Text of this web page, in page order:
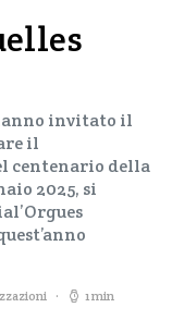
invitato il
il
centenario della
2025, si
1 min